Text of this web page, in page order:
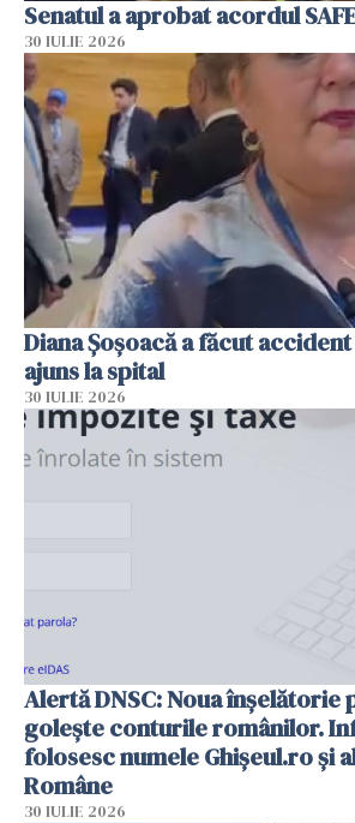
Senatul a aprobat acordul
30 IULIE 2026
Diana Șoșoacă a făcut
ajuns la spital
30 IULIE 2026
Alertă DNSC: Noua înșelătorie
golește conturile românilor.
folosesc numele Ghișeul.ro și
Române
30 IULIE 2026